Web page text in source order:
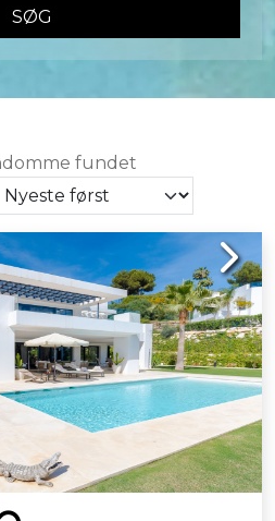
SØG
fundet
Next